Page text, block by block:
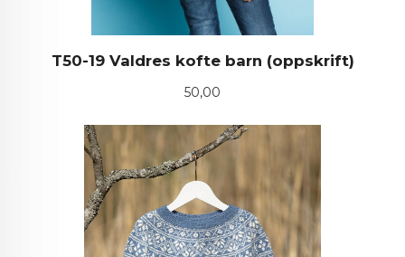
T50-19 Valdres kofte barn (oppskrift)
Pris
50,00